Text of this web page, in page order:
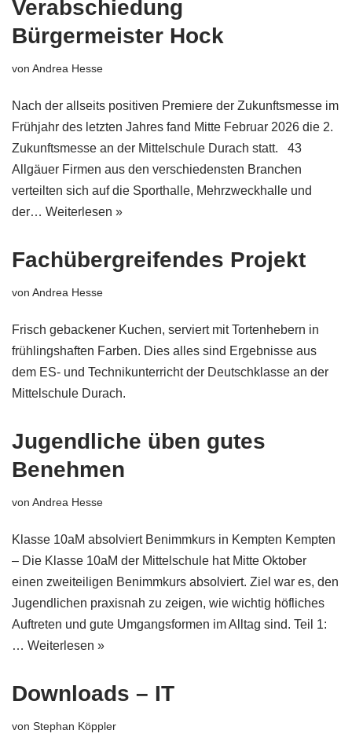
Verabschiedung
Bürgermeister Hock
von Andrea Hesse
Nach der allseits positiven Premiere der Zukunftsmesse im
Frühjahr des letzten Jahres fand Mitte Februar 2026 die 2.
Zukunftsmesse an der Mittelschule Durach statt. 43
Allgäuer Firmen aus den verschiedensten Branchen
verteilten sich auf die Sporthalle, Mehrzweckhalle und
der… Weiterlesen »
Fachübergreifendes Projekt
von Andrea Hesse
Frisch gebackener Kuchen, serviert mit Tortenhebern in
frühlingshaften Farben. Dies alles sind Ergebnisse aus
dem ES- und Technikunterricht der Deutschklasse an der
Mittelschule Durach.
Jugendliche üben gutes
Benehmen
von Andrea Hesse
Klasse 10aM absolviert Benimmkurs in Kempten Kempten
– Die Klasse 10aM der Mittelschule hat Mitte Oktober
einen zweiteiligen Benimmkurs absolviert. Ziel war es, den
Jugendlichen praxisnah zu zeigen, wie wichtig höfliches
Auftreten und gute Umgangsformen im Alltag sind. Teil 1:
… Weiterlesen »
Downloads – IT
von Stephan Köppler